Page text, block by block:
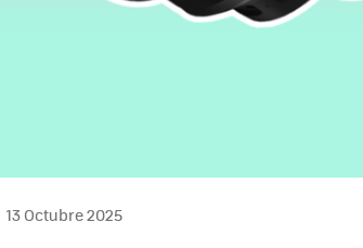
13 Octubre 2025